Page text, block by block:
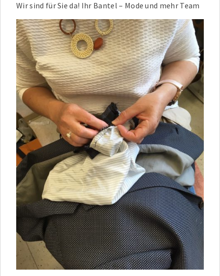
Wir sind für Sie da! Ihr Bantel – Mode und mehr Team